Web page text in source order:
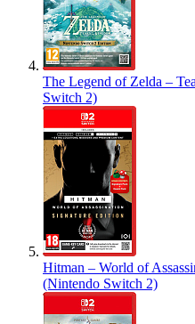
The Legend of Zelda –
Switch 2)
Hitman – World of
(Nintendo Switch 2)